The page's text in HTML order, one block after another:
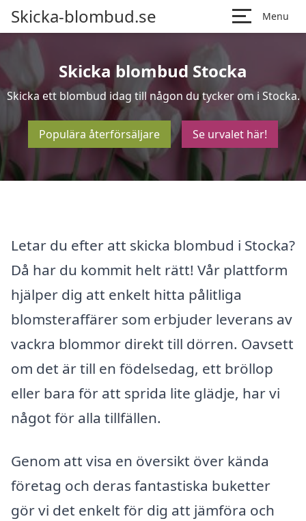
Skicka-blombud.se Menu
Skicka blombud Stocka
Skicka ett blombud idag till någon du tycker om i Stocka.
Populära återförsäljare Se urvalet här!
Letar du efter att skicka blombud i Stocka?
Då har du kommit helt rätt! Vår plattform
hjälper dig att enkelt hitta pålitliga
blomsteraffärer som erbjuder leverans av
vackra blommor direkt till dörren. Oavsett
om det är till en födelsedag, ett bröllop
eller bara för att sprida lite glädje, har vi
något för alla tillfällen.
Genom att visa en översikt över kända
företag och deras fantastiska buketter
gör vi det enkelt för dig att jämföra och